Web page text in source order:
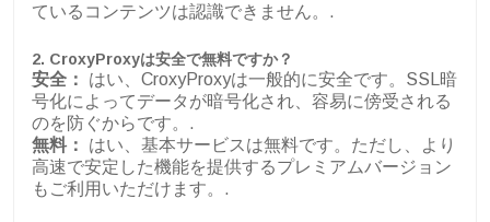
ているコンテンツは認識できません。.
2. CroxyProxyは安全で無料ですか？
安全：
はい、CroxyProxyは一般的に安全です。SSL暗
号化によってデータが暗号化され、容易に傍受される
のを防ぐからです。.
無料：
はい、基本サービスは無料です。ただし、より
高速で安定した機能を提供するプレミアムバージョン
もご利用いただけます。.